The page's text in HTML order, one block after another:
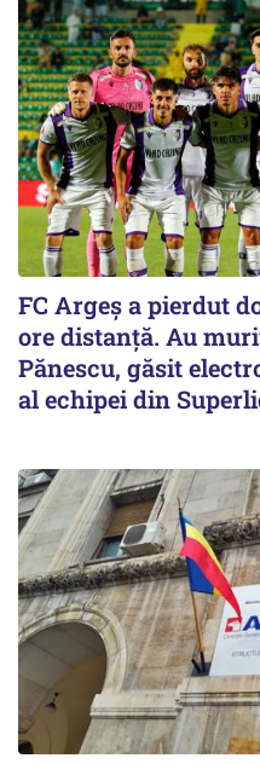
FC Argeș a pierdut
ore distanță. Au
Pănescu, găsit
al echipei din